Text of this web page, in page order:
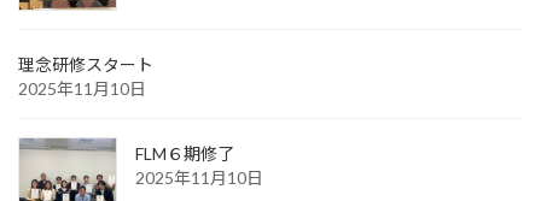
理念研修スタート
2025年11月10日
FLM６期修了
2025年11月10日